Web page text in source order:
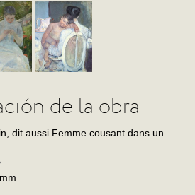
de la obra
dit aussi Femme cousant dans un